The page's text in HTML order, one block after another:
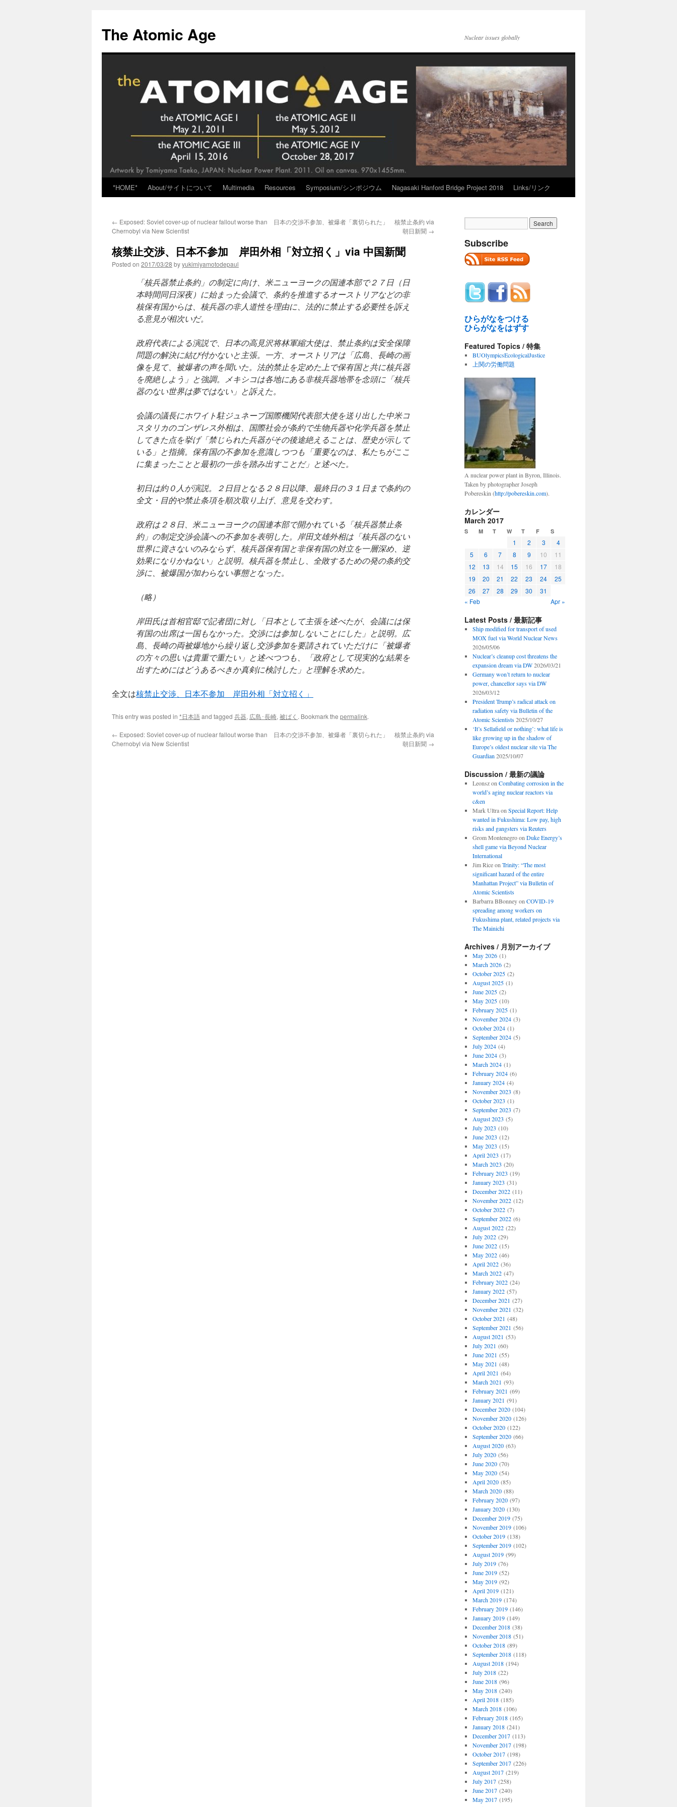
content
The Atomic Age Nuclear issues globally
*HOME* About/サイトについて Multimedia Resources Symposium/シンポジウム Nagasaki Hanford Bridge Project 2018 Links/リンク
← Exposed: Soviet cover-up of nuclear fallout worse than
Chernobyl via New Scientist
日本の交渉不参加、被爆者「裏切られた」 核禁止条約 via
朝日新聞 →
核禁止交渉、日本不参加 岸田外相「対立招く」via 中国新聞
Posted on 2017/03/28 byyukimiyamotodepaul
「核兵器禁止条約」の制定に向け、米ニューヨークの国連本部で２７日（日
本時間同日深夜）に始まった会議で、条約を推進するオーストリアなどの非
核保有国からは、核兵器の非人道性を理由に、法的に禁止する必要性を訴え
る意見が相次いだ。
政府代表による演説で、日本の高見沢将林軍縮大使は、禁止条約は安全保障
問題の解決に結び付かないと主張。一方、オーストリアは「広島、長崎の画
像を見て、被爆者の声を聞いた。法的禁止を定めた上で保有国と共に核兵器
を廃絶しよう」と強調。メキシコは各地にある非核兵器地帯を念頭に「核兵
器のない世界は夢ではない」と訴えた。
会議の議長にホワイト駐ジュネーブ国際機関代表部大使を送り出した中米コ
スタリカのゴンザレス外相は、国際社会が条約で生物兵器や化学兵器を禁止
してきた点を挙げ「禁じられた兵器がその後途絶えることは、歴史が示して
いる」と指摘。保有国の不参加を意識しつつも「重要なのは、私たちがここ
に集まったことと最初の一歩を踏み出すことだ」と述べた。
初日は約０人が演説。２日目となる２８日以降、最終日の３１日まで条約の
全文・目的や禁止条項を順次取り上げ、意見を交わす。
政府は２８日、米ニューヨークの国連本部で開かれている「核兵器禁止条
約」の制定交渉会議への不参加を表明した。岸田文雄外相は「核兵器のない
世界に資さないのみならず、核兵器保有国と非保有国の対立を一層深め、逆
効果になりかねない」と説明。核兵器を禁止し、全敗するための発の条約交
渉に、被爆国が加わらない事態となった。
（略）
岸田氏は首相官邸で記者団に対し「日本として主張を述べたが、会議には保
有国の出席は一国もなかった。交渉には参加しないことにした」と説明。広
島、長崎の両被爆地から繰り返し交渉参加を要請されていただけに「被爆者
の方々の思いは貴重で重たい」と述べつつも、「政府として現実的な結果を
出すためにはどうあるべきか真剣に検討した」と理解を求めた。
全文は核禁止交渉、日本不参加 岸田外相「対立招く」
This entry was posted in *日本語and tagged 兵器, 広島･長崎, 被ばく . Bookmark the permalink.
← Exposed: Soviet cover-up of nuclear fallout worse than
Chernobyl via New Scientist
日本の交渉不参加、被爆者「裏切られた」 核禁止条約 via
朝日新聞 →
Subscribe
ひらがなをつける
ひらがなをはずす
Featured Topics / 特集
BUOlympicsEcologicalJustice
上関の労働問題
A nuclear power plant in Byron, Illinois.
Taken by photographer Joseph
Pobereskin (http://pobereskin.com).
カレンダー
March 2017
S M T W T F S
1 2 3
4
5
6 7 8 9 10
11
12
13 14 15 16 17
18
19
20 21 22 23 24
25
26
27 28 29 30
31
« Feb
Apr »
Latest Posts / 最新記事
Ship modified for transport of used
MOX fuel via World Nuclear News
2026/05/06
Nuclear’s cleanup cost threatens the
expansion dream via DW 2026/03/21
Germany won’t return to nuclear
power, chancellor says via DW
2026/03/12
President Trump’s radical attack on
radiation safety via Bulletin of the
Atomic Scientists 2025/10/27
‘It’s Sellafield or nothing’: what life is
like growing up in the shadow of
Europe’s oldest nuclear site via The
Guardian 2025/10/07
Discussion / 最新の議論
Leonszon Combating corrosion in the
world’s aging nuclear reactors via
c&en
Mark Ultraon Special Report: Help
wanted in Fukushima: Low pay, high
risks and gangsters via Reuters
Grom Montenegroon Duke Energy’s
shell game via Beyond Nuclear
International
Jim Riceon Trinity: “The most
significant hazard of the entire
Manhattan Project” via Bulletin of
Atomic Scientists
Barbarra BBonneyon COVID-19
spreading among workers on
Fukushima plant, related projects via
The Mainichi
Archives / 月別アーカイブ
May 2026(1)
March 2026(2)
October 2025(2)
August 2025(1)
June 2025(2)
May 2025(10)
February 2025(1)
November 2024(3)
October 2024(1)
September 2024(5)
July 2024(4)
June 2024(3)
March 2024(1)
February 2024(6)
January 2024(4)
November 2023 (8)
October 2023 (1)
September 2023 (7)
August 2023 (5)
July 2023 (10)
June 2023 (12)
May 2023 (15)
April 2023 (17)
March 2023 (20)
February 2023 (19)
January 2023 (31)
December 2022(11)
November 2022(12)
October 2022(7)
September 2022(6)
August 2022(22)
July 2022(29)
June 2022(15)
May 2022(46)
April 2022(36)
March 2022(47)
February 2022(24)
January 2022(57)
December 2021 (27)
November 2021 (32)
October 2021 (48)
September 2021 (56)
August 2021 (53)
July 2021 (60)
June 2021 (55)
May 2021 (48)
April 2021 (64)
March 2021 (93)
February 2021 (69)
January 2021 (91)
December 2020(104)
November 2020(126)
October 2020(122)
September 2020(66)
August 2020(63)
July 2020(56)
June 2020(70)
May 2020(54)
April 2020(85)
March 2020(88)
February 2020(97)
January 2020(130)
December 2019(75)
November 2019(106)
October 2019(138)
September 2019(102)
August 2019(99)
July 2019(76)
June 2019(52)
May 2019(92)
April 2019(121)
March 2019(174)
February 2019(146)
January 2019(149)
December 2018(38)
November 2018(51)
October 2018(89)
September 2018(118)
August 2018(194)
July 2018(22)
June 2018(96)
May 2018(240)
April 2018(185)
March 2018(106)
February 2018(165)
January 2018(241)
December 2017(113)
November 2017(198)
October 2017(198)
September 2017(226)
August 2017(219)
July 2017(258)
June 2017(240)
May 2017(195)